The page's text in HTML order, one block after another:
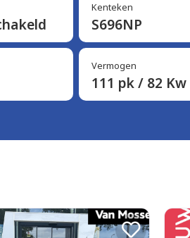
Kenteken
S696NP
Vermogen
111 pk / 82 Kw